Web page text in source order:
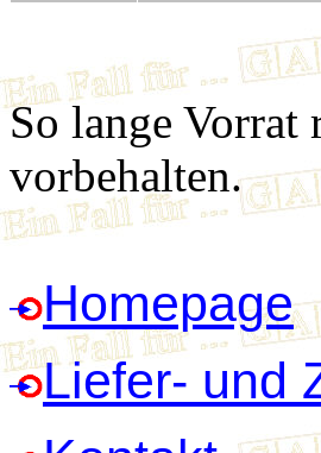
So lange
vorbehalten.
Homepage
Liefer- und